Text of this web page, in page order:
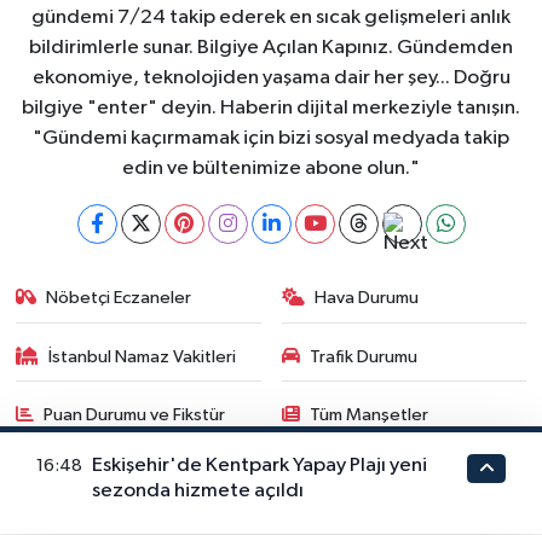
gündemi 7/24 takip ederek en sıcak gelişmeleri anlık
bildirimlerle sunar. Bilgiye Açılan Kapınız. Gündemden
ekonomiye, teknolojiden yaşama dair her şey... Doğru
bilgiye "enter" deyin. Haberin dijital merkeziyle tanışın.
"Gündemi kaçırmamak için bizi sosyal medyada takip
edin ve bültenimize abone olun."
Nöbetçi Eczaneler Hava Durumu
İstanbul Namaz Vakitleri Trafik Durumu
Puan Durumu ve Fikstür Tüm Manşetler
Son Dakika Haberleri Haber Arşivi
16:48
Eskişehir'de Kentpark Yapay Plajı yeni
sezonda hizmete açıldı